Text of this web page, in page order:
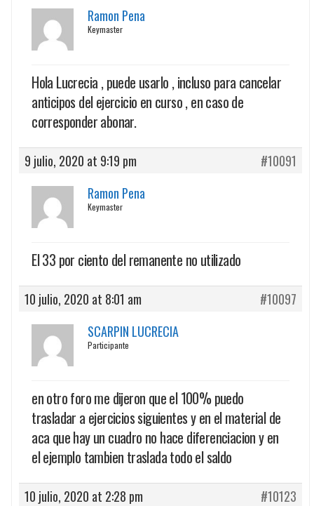
Ramon Pena
Keymaster
Hola Lucrecia , puede usarlo , incluso para cancelar
anticipos del ejercicio en curso , en caso de
corresponder abonar.
9 julio, 2020 at 9:19 pm
#10091
Ramon Pena
Keymaster
El 33 por ciento del remanente no utilizado
10 julio, 2020 at 8:01 am
#10097
SCARPIN LUCRECIA
Participante
en otro foro me dijeron que el 100% puedo
trasladar a ejercicios siguientes y en el material de
aca que hay un cuadro no hace diferenciacion y en
el ejemplo tambien traslada todo el saldo
10 julio, 2020 at 2:28 pm #10123